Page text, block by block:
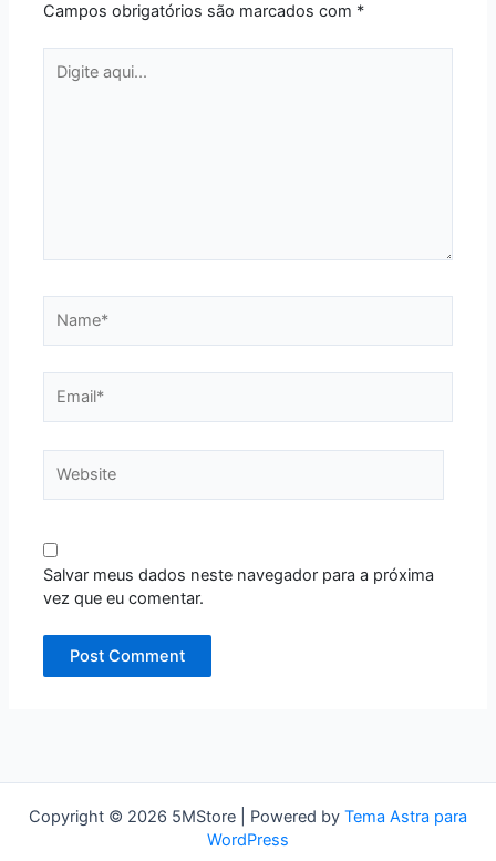
Campos obrigatórios são marcados com *
aqui...
Salvar meus dados neste navegador para a próxima
vez que eu comentar.
Copyright © 2026 5MStore | Powered by Tema Astra para
WordPress